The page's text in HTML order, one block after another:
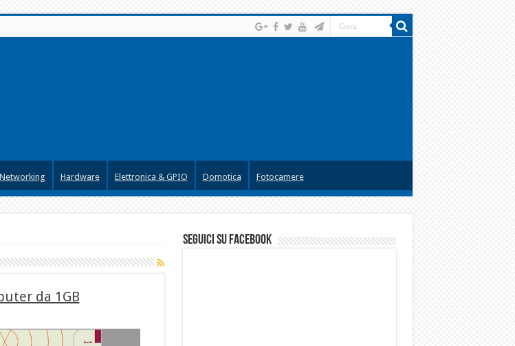
Networking Hardware Elettronica & GPIO Domotica Fotocamere
da 1GB
seguici su facebook